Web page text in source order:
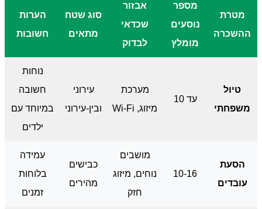
מטרת
ההשכרה
מספר
נוסעים
מומלץ
אבזור
שכדאי
לבדוק
סוג שטח
מתאים
הערות
חשובות
טיול
משפחתי
עד 10
מערכת
מיזוג, Wi-Fi
עירוני
ובין-עירוני
נוחות
חשובה
במיוחד עם
ילדים
הסעת
עובדים
10-16
מושבים
נוחים, מיזוג
חזק
כבישים
מהירים
עמידה
בלוחות
זמנים